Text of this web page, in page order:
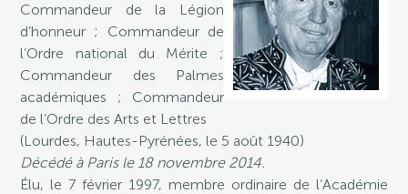
Commandeur de la Légion
d’honneur ; Commandeur de
l’Ordre national du Mérite ;
Commandeur des Palmes
académiques ; Commandeur
de l’Ordre des Arts et Lettres
(Lourdes, Hautes-Pyrénées, le 5 août 1940)
Décédé à Paris le 18 novembre 2014.
Élu, le 7 février 1997, membre ordinaire de l’Académie